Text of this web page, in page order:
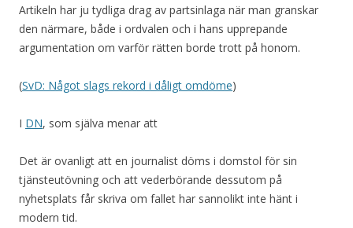
Artikeln har ju tydliga drag av partsinlaga när man granskar
den närmare, både i ordvalen och i hans upprepande
argumentation om varför rätten borde trott på honom.
(SvD: Något slags rekord i dåligt omdöme)
I DN, som själva menar att
Det är ovanligt att en journalist döms i domstol för sin
tjänsteutövning och att vederbörande dessutom på
nyhetsplats får skriva om fallet har sannolikt inte hänt i
modern tid.